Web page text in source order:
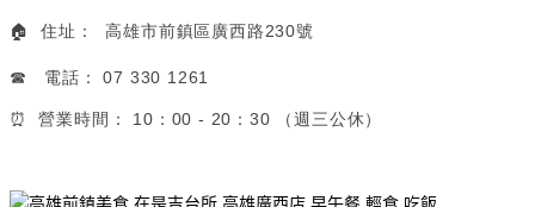
🏠 住址： 高雄市前鎮區廣西路230號
☎ 電話： 07 330 1261
⏰ 營業時間： 10：00 - 20：30 （週三公休）